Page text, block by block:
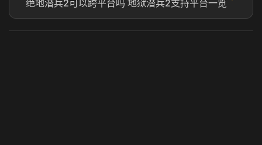
绝地潜兵2可以跨平台吗 地狱潜兵2支持平台一览